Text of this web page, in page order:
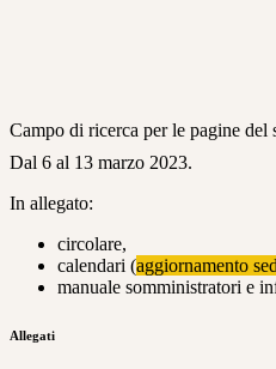
Campo di ricerca per le pagine del
Dal 6 al 13 marzo 2023.
In allegato:
circolare,
calendari (aggiornamento
manuale somministratori e
Allegati